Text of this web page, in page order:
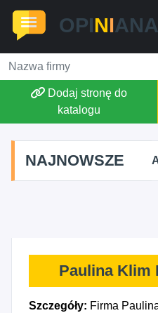
OPINIANA
Dodaj stronę do
katalogu
NAJNOWSZE
ALEKSANDRA BAKA
Paulina Klim
Szczegóły: Firma